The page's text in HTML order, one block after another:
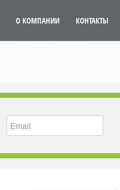
О КОМПАНИИ КОНТАКТЫ